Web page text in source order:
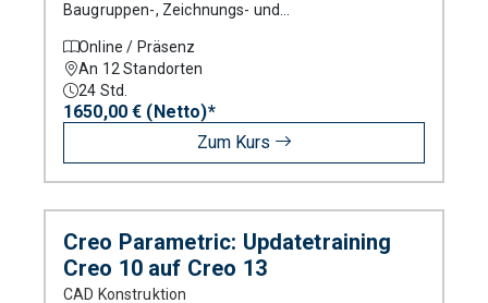
Baugruppen-, Zeichnungs- und
Parametric.
Online / Präsenz
An 12 Standorten
24 Std.
1650,00 € (Netto)*
Zum Kurs
Creo Parametric: Updatetraining
Creo 10 auf Creo 13
CAD Konstruktion